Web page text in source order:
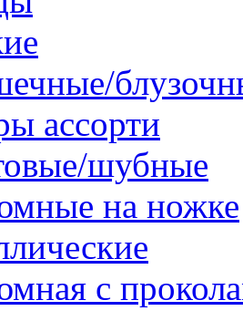
ассорти
шубные
на ножке
с